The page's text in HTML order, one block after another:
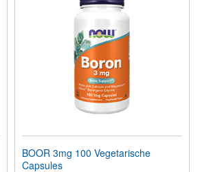
BOOR 3mg 100 Vegetarische
Capsules